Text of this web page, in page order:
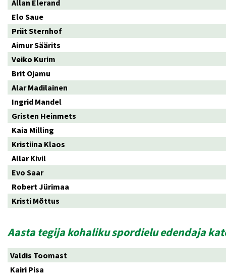
Allan Elerand
Elo Saue
Priit Sternhof
Aimur Säärits
Veiko Kurim
Brit Ojamu
Alar Madilainen
Ingrid Mandel
Gristen Heinmets
Kaia Milling
Kristiina Klaos
Allar Kivil
Evo Saar
Robert Jürimaa
Kristi Mõttus
Aasta tegija kohaliku spordielu edendaja
Valdis Toomast
Kairi Pisa